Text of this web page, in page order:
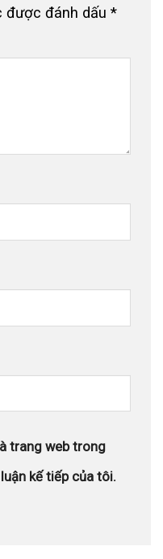
được đánh dấu *
trang web trong
kế tiếp của tôi.